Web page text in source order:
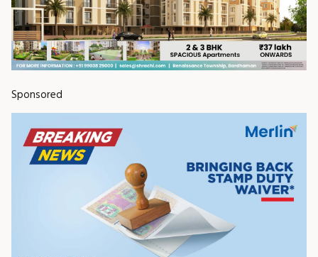
Sponsored